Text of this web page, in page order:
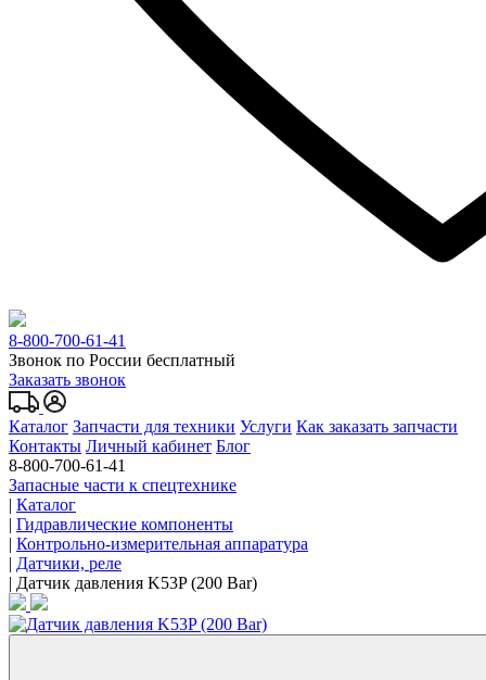
8-800-700-61-41
Звонок по России бесплатный
Заказать звонок
Каталог Запчасти для техники Услуги Как заказать запчасти
Контакты Личный кабинет Блог
8-800-700-61-41
Запасные части к спецтехнике
| Каталог
| Гидравлические компоненты
| Контрольно-измерительная аппаратура
| Датчики, реле
| Датчик давления K53P (200 Bar)